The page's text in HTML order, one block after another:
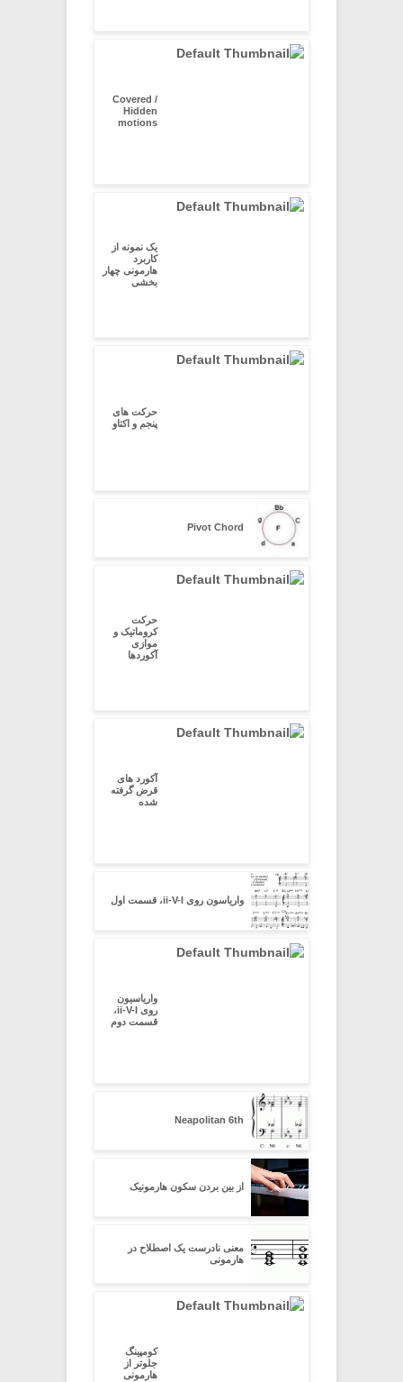
Covered /
Hidden
motions
یک نمونه از
کاربرد
هارمونی چهار
بخشی
حرکت های
پنجم و اکتاو
Pivot Chord
حرکت
کروماتیک و
موازی
آکوردها
آکورد های
قرض گرفته
شده
واریاسون روی ii-V-I، قسمت اول
واریاسیون
روی ii-V-I،
قسمت دوم
Neapolitan 6th
از بین بردن سکون هارمونیک
معنی نادرست یک اصطلاح در
هارمونی
کومپینگ
جلوتر از
هارمونی